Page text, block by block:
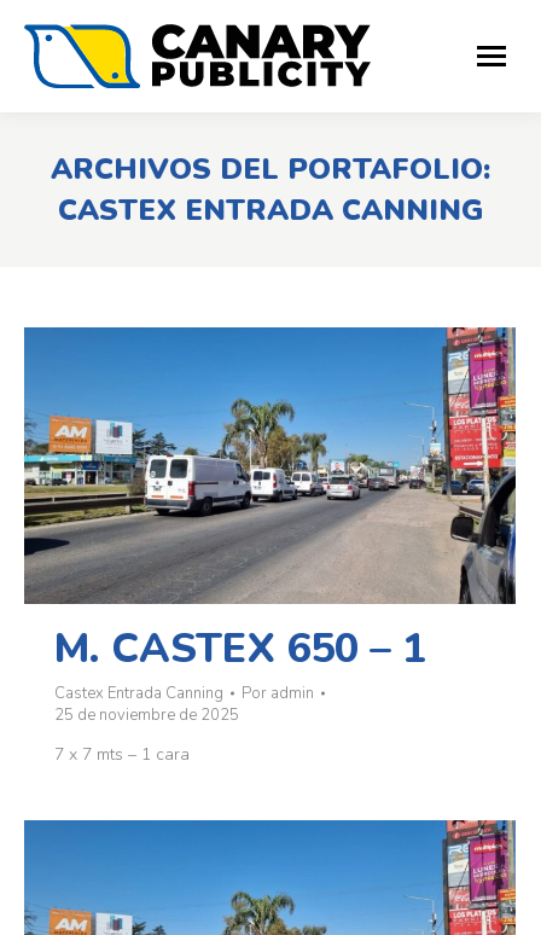
ARCHIVOS DEL PORTAFOLIO:
CASTEX ENTRADA CANNING
M. CASTEX 650 – 1
Castex Entrada Canning Por admin
25 de noviembre de 2025
7 x 7 mts – 1 cara